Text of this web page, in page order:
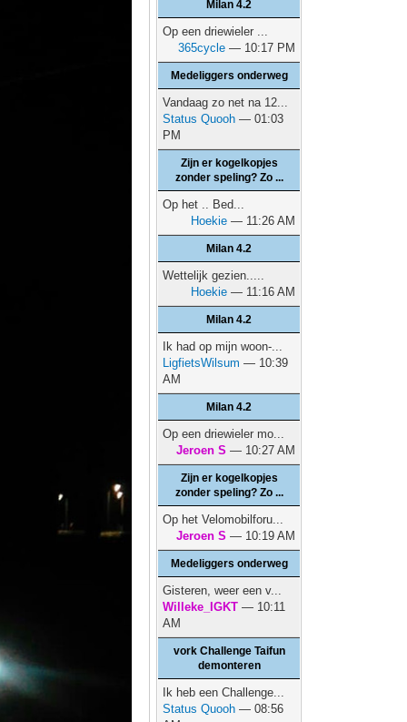
Milan 4.2
Op een driewieler ...
365cycle — 10:17 PM
Medeliggers onderweg
Vandaag zo net na 12...
Status Quooh — 01:03
PM
Zijn er kogelkopjes
zonder speling? Zo ...
Op het .. Bed...
Hoekie — 11:26 AM
Milan 4.2
Wettelijk gezien.....
Hoekie — 11:16 AM
Milan 4.2
Ik had op mijn woon-...
LigfietsWilsum — 10:39
AM
Milan 4.2
Op een driewieler mo...
Jeroen S — 10:27 AM
Zijn er kogelkopjes
zonder speling? Zo ...
Op het Velomobilforu...
Jeroen S — 10:19 AM
Medeliggers onderweg
Gisteren, weer een v...
Willeke_IGKT — 10:11
AM
vork Challenge Taifun
demonteren
Ik heb een Challenge...
Status Quooh — 08:56